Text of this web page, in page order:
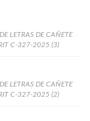
LETRAS DE CAÑETE
C-327-2025 (3)
LETRAS DE CAÑETE
C-327-2025 (2)